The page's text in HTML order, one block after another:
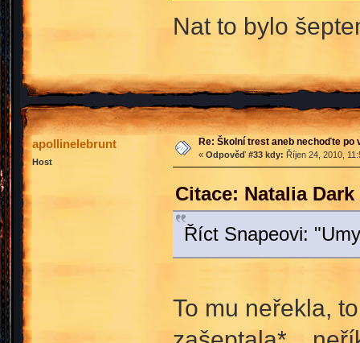
Nat to bylo
apollinelebrunt
Host
Re: Školní trest aneb nechoďte po
« Odpověď #33 kdy: Říjen 24, 2010,
Citace: Natalia
Říct Snapeovi:
To mu neřekla,